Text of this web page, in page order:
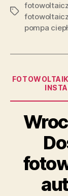
Tagi
pompa